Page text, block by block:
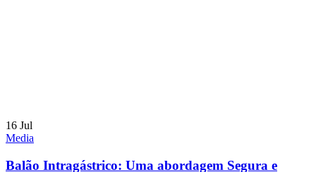
16 Jul
Media
Balão Intragástrico: Uma abordagem Segura e